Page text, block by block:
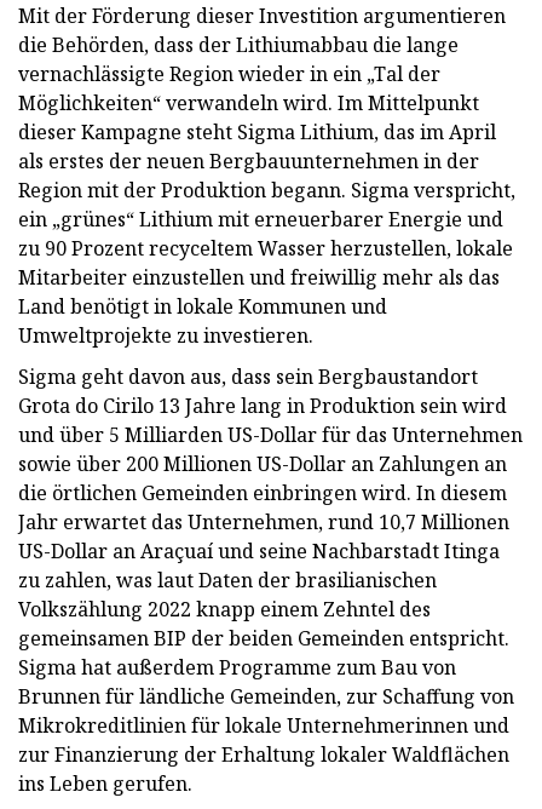
Mit der Förderung dieser Investition argumentieren
die Behörden, dass der Lithiumabbau die lange
vernachlässigte Region wieder in ein „Tal der
Möglichkeiten“ verwandeln wird. Im Mittelpunkt
dieser Kampagne steht Sigma Lithium, das im April
als erstes der neuen Bergbauunternehmen in der
Region mit der Produktion begann. Sigma verspricht,
ein „grünes“ Lithium mit erneuerbarer Energie und
zu 90 Prozent recyceltem Wasser herzustellen, lokale
Mitarbeiter einzustellen und freiwillig mehr als das
Land benötigt in lokale Kommunen und
Umweltprojekte zu investieren.
Sigma geht davon aus, dass sein Bergbaustandort
Grota do Cirilo 13 Jahre lang in Produktion sein wird
und über 5 Milliarden US-Dollar für das Unternehmen
sowie über 200 Millionen US-Dollar an Zahlungen an
die örtlichen Gemeinden einbringen wird. In diesem
Jahr erwartet das Unternehmen, rund 10,7 Millionen
US-Dollar an Araçuaí und seine Nachbarstadt Itinga
zu zahlen, was laut Daten der brasilianischen
Volkszählung 2022 knapp einem Zehntel des
gemeinsamen BIP der beiden Gemeinden entspricht.
Sigma hat außerdem Programme zum Bau von
Brunnen für ländliche Gemeinden, zur Schaffung von
Mikrokreditlinien für lokale Unternehmerinnen und
zur Finanzierung der Erhaltung lokaler Waldflächen
ins Leben gerufen.